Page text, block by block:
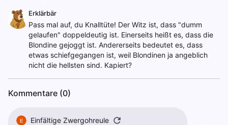
Erklärbär
Pass mal auf, du Knalltüte! Der Witz ist, dass "dumm
gelaufen" doppeldeutig ist. Einerseits heißt es, dass die
Blondine gejoggt ist. Andererseits bedeutet es, dass
etwas schiefgegangen ist, weil Blondinen ja angeblich
nicht die hellsten sind. Kapiert?
Kommentare (0)
E Einfältige Zwergohreule